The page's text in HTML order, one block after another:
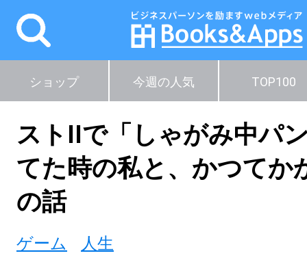
ショップ 今週の人気 TOP100
ストIIで「しゃがみ中パ
てた時の私と、かつてか
の話
ゲーム
人生